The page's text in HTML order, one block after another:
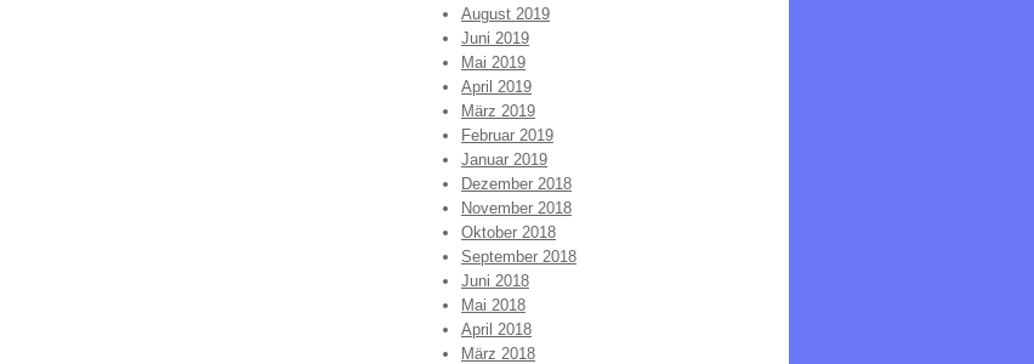
August 2019
Juni 2019
Mai 2019
April 2019
März 2019
Februar 2019
Januar 2019
Dezember 2018
November 2018
Oktober 2018
September 2018
Juni 2018
Mai 2018
April 2018
März 2018